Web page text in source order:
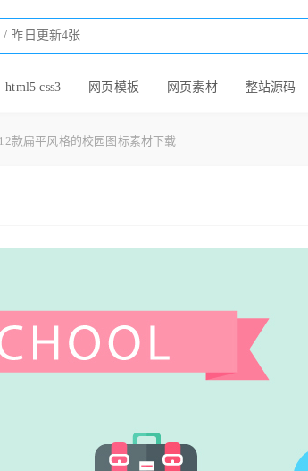
html5 css3 网页模板 网页素材 整站源码
12款扁平风格的校园图标素材下载